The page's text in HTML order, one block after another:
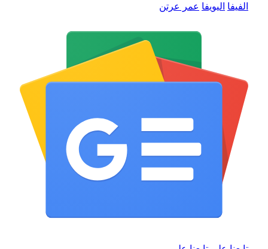
الفيفا اليويفا عمر عرتن